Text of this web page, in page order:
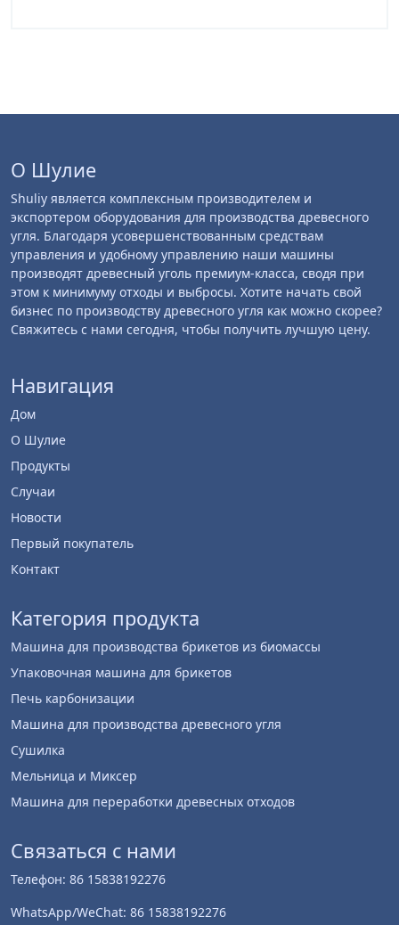
О Шулие
Shuliy является комплексным производителем и
экспортером оборудования для производства древесного
угля. Благодаря усовершенствованным средствам
управления и удобному управлению наши машины
производят древесный уголь премиум-класса, сводя при
этом к минимуму отходы и выбросы. Хотите начать свой
бизнес по производству древесного угля как можно скорее?
Свяжитесь с нами сегодня, чтобы получить лучшую цену.
Навигация
Дом
О Шулие
Продукты
Случаи
Новости
Первый покупатель
Контакт
Категория продукта
Машина для производства брикетов из биомассы
Упаковочная машина для брикетов
Печь карбонизации
Машина для производства древесного угля
Сушилка
Мельница и Миксер
Машина для переработки древесных отходов
Связаться с нами
Телефон: 86 15838192276
WhatsApp/WeChat: 86 15838192276